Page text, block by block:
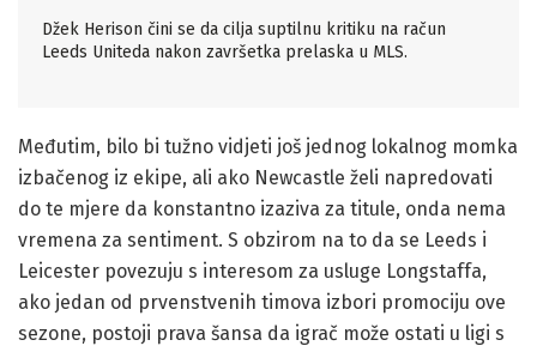
Džek Herison čini se da cilja suptilnu kritiku na račun
Leeds Uniteda nakon završetka prelaska u MLS.
Međutim, bilo bi tužno vidjeti još jednog lokalnog momka
izbačenog iz ekipe, ali ako Newcastle želi napredovati
do te mjere da konstantno izaziva za titule, onda nema
vremena za sentiment. S obzirom na to da se Leeds i
Leicester povezuju s interesom za usluge Longstaffa,
ako jedan od prvenstvenih timova izbori promociju ove
sezone, postoji prava šansa da igrač može ostati u ligi s